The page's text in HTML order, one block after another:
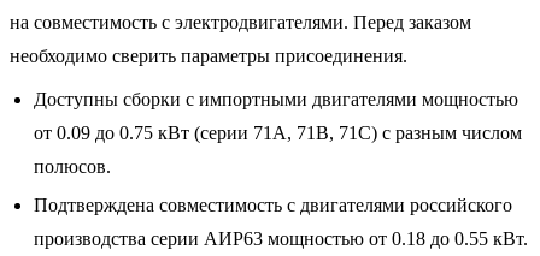
на совместимость с электродвигателями. Перед заказом
необходимо сверить параметры присоединения.
Доступны сборки с импортными двигателями мощностью
от 0.09 до 0.75 кВт (серии 71A, 71B, 71C) с разным числом
полюсов.
Подтверждена совместимость с двигателями российского
производства серии АИР63 мощностью от 0.18 до 0.55 кВт.